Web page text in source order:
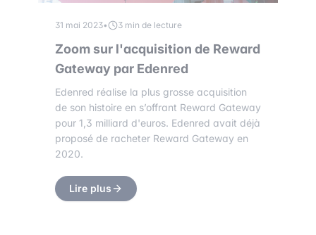
31 mai 2023• 3 min de lecture
Zoom sur l'acquisition de Reward
Gateway par Edenred
Edenred réalise la plus grosse acquisition
de son histoire en s’offrant Reward Gateway
pour 1,3 milliard d'euros. Edenred avait déjà
proposé de racheter Reward Gateway en
2020.
Lire plus